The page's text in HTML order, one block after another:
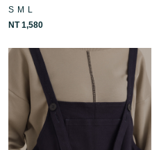
S M
L
NT 1,580